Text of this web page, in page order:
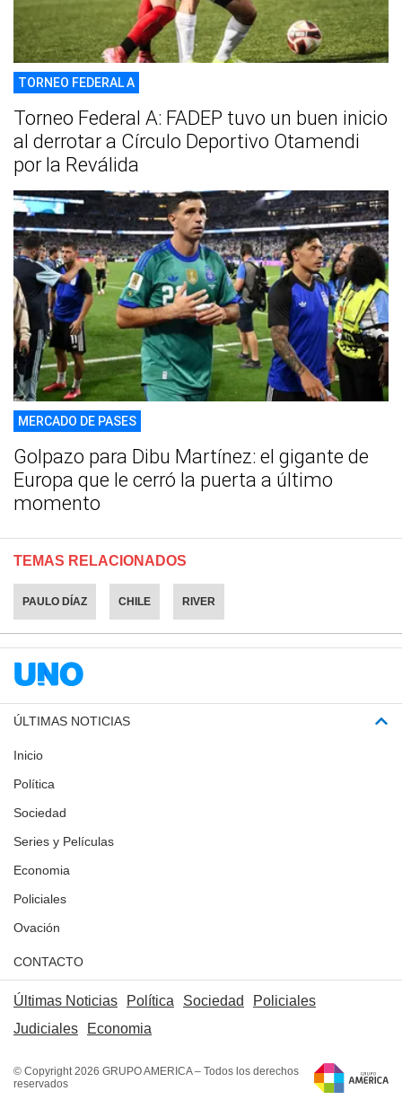
TORNEO FEDERAL A
Torneo Federal A: FADEP tuvo un buen inicio
al derrotar a Círculo Deportivo Otamendi
por la Reválida
MERCADO DE PASES
Golpazo para Dibu Martínez: el gigante de
Europa que le cerró la puerta a último
momento
TEMAS RELACIONADOS
PAULO DÍAZ CHILE RIVER
ÚLTIMAS NOTICIAS
Inicio
Política
Sociedad
Series y Películas
Economia
Policiales
Ovación
CONTACTO
Últimas Noticias Política Sociedad
Policiales
Judiciales
Economia
© Copyright 2026 GRUPO AMERICA – Todos los derechos
reservados